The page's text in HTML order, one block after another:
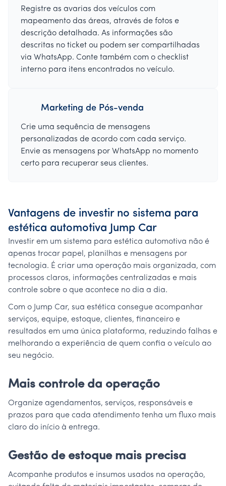
Registre as avarias dos veículos com
mapeamento das áreas, através de fotos e
descrição detalhada. As informações são
descritas no ticket ou podem ser compartilhadas
via WhatsApp. Conte também com o checklist
interno para itens encontrados no veículo.
Marketing de Pós-venda
Crie uma sequência de mensagens
personalizadas de acordo com cada serviço.
Envie as mensagens por WhatsApp no momento
certo para recuperar seus clientes.
Vantagens de investir no sistema para
estética automotiva Jump Car
Investir em um sistema para estética automotiva não é
apenas trocar papel, planilhas e mensagens por
tecnologia. É criar uma operação mais organizada, com
processos claros, informações centralizadas e mais
controle sobre o que acontece no dia a dia.
Com o Jump Car, sua estética consegue acompanhar
serviços, equipe, estoque, clientes, financeiro e
resultados em uma única plataforma, reduzindo falhas e
melhorando a experiência de quem confia o veículo ao
seu negócio.
Mais controle da operação
Organize agendamentos, serviços, responsáveis e
prazos para que cada atendimento tenha um fluxo mais
claro do início à entrega.
Gestão de estoque mais precisa
Acompanhe produtos e insumos usados na operação,